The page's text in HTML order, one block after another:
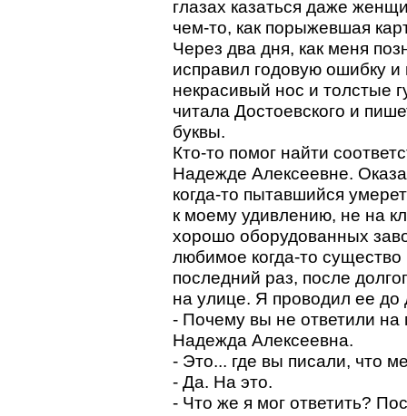
глазах казаться даже
чем-то, как порыжевшая
Через два дня, как меня
исправил годовую ошибку
некрасивый нос и толстые
читала Достоевского и
буквы.
Кто-то помог найти
Надежде Алексеевне.
когда-то пытавшийся
к моему удивлению, не на
хорошо оборудованных
любимое когда-то
последний раз, после
на улице. Я проводил ее до
- Почему вы не ответили на
Надежда Алексеевна.
- Это... где вы писали, что
- Да. На это.
- Что же я мог ответить?